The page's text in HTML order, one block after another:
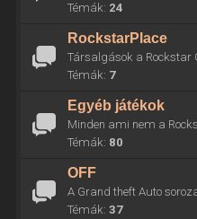
Témák: 24
RockstarPlace
Társalgások a Rockstar
Témák: 7
Egyéb játékok
Minden ami nem a
Témák: 80
OFF
A Grand theft Auto
Témák: 37